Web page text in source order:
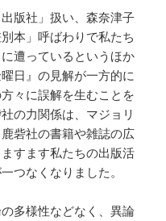
版社」扱い、森奈津子
本」呼ばわりで私たち
遭っているというほか
日』の見解が一方的に
々に誤解を生むことを
の力関係は、マジョリ
砦社の書籍や雑誌の広
すます私たちの出版活
つなくなりました。
多様性などなく、異論